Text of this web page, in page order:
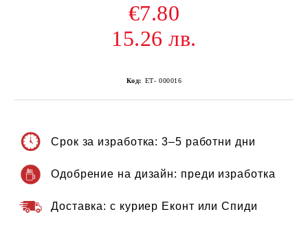
€7.80
15.26 лв.
Код: ЕТ- 000016
Срок за изработка: 3–5 работни дни
Одобрение на дизайн: преди изработка
Доставка: с куриер Еконт или Спиди